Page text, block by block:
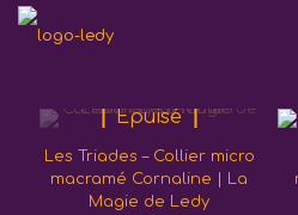
Epuisé
Les Triades – Collier micro
macramé Cornaline | La
Magie de Ledy